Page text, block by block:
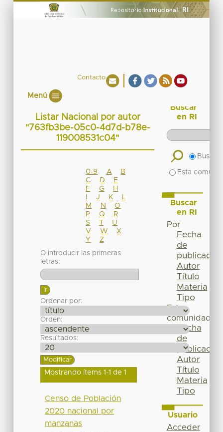
Contacto
Menú
Listar Nacional por autor
"763fb3be-05c0-4d7d-b78e-
119008531c04"
0-9 A
B
C
D
E
F
G
H
J K
M
N
O
P
Q
R
S
T
U
V
W
X
Y
Z
O introducir las primeras
letras:
Ordenar por:
Orden:
Resultados:
Mostrando ítems 1-1 de 1
Censo de Población
2020 nacional por
manzanas
Buscar
en RI
Buscar
Esta
Buscar
en RI
Por
Fecha
de
publicación
Autor
Título
Materia
Tipo
Esta
comunidad
Fecha
de
publicación
Autor
Título
Materia
Tipo
Usuario
Acceder